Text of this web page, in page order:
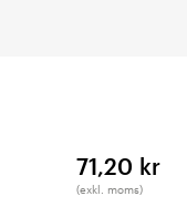
71,20 kr
(exkl. moms)